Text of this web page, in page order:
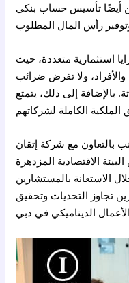
أيضًا تأسيس حساب بنكي
استثمارية متعددة، حيث
ولا تفرض ضرائب
بالإضافة إلى ذلك، يتمتع
بالتعاون مع شركة إتقان
الاقتصادية المزدهرة
الاستعانة بالمستشارين
تجاوز التحديات وتحقيق